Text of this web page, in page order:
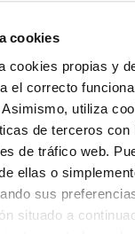
cookies
cookies propias y
el correcto
utiliza
de terceros con
de tráfico web.
ellas o
sus
situado a
el
la Política de
de